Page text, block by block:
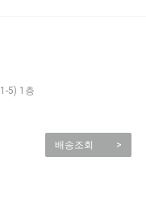
5) 1층
배송조회 >